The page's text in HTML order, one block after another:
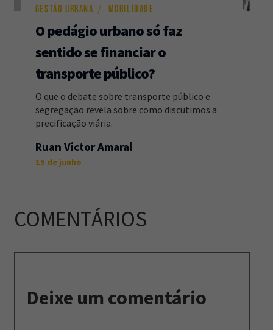
GESTÃO URBANA MOBILIDADE
O pedágio urbano só faz
sentido se financiar o
transporte público?
O que o debate sobre transporte público e
segregação revela sobre como discutimos a
precificação viária.
Ruan Victor Amaral
15 de junho
COMENTÁRIOS
Deixe um comentário